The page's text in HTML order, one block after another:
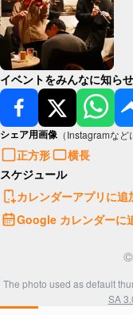
イベントをみんなに知ら
シェア用画像 （Instagramなど
正方形
横長
スケジュール
カレンダーアプリに追
Google カレンダーに
The photo used as default
SA